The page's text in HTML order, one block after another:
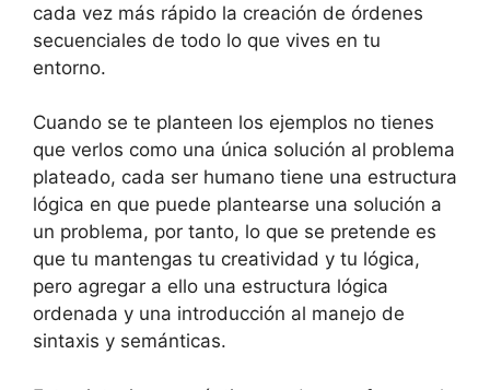
cada vez más rápido la creación de órdenes
secuenciales de todo lo que vives en tu
entorno.
Cuando se te planteen los ejemplos no tienes
que verlos como una única solución al problema
plateado, cada ser humano tiene una estructura
lógica en que puede plantearse una solución a
un problema, por tanto, lo que se pretende es
que tu mantengas tu creatividad y tu lógica,
pero agregar a ello una estructura lógica
ordenada y una introducción al manejo de
sintaxis y semánticas.